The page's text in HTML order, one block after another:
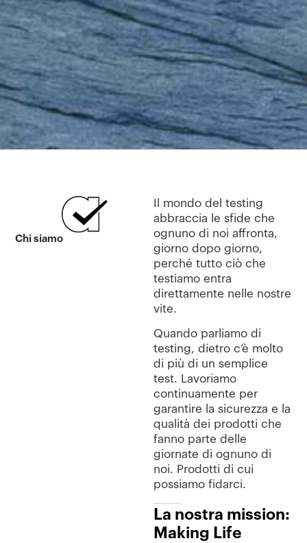
Chi siamo
Il mondo del testing
abbraccia le sfide che
ognuno di noi affronta,
giorno dopo giorno,
perché tutto ciò che
testiamo entra
direttamente nelle nostre
vite.
Quando parliamo di
testing, dietro c’è molto
di più di un semplice
test. Lavoriamo
continuamente per
garantire la sicurezza e la
qualità dei prodotti che
fanno parte delle
giornate di ognuno di
noi. Prodotti di cui
possiamo fidarci.
La nostra mission:
Making Life